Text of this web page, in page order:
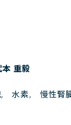
本 重毅
,水素,慢性腎